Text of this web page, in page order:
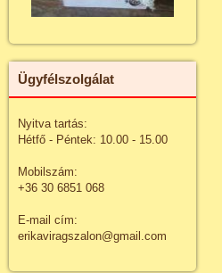
Ügyfélszolgálat
Nyitva tartás:
Hétfő - Péntek: 10.00 - 15.00
Mobilszám:
+36 30 6851 068
E-mail cím:
erikaviragszalon@gmail.com